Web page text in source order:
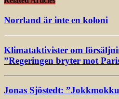
Norrland är inte en koloni
Klimataktivister om
”Regeringen bryter mot
Jonas Sjöstedt: